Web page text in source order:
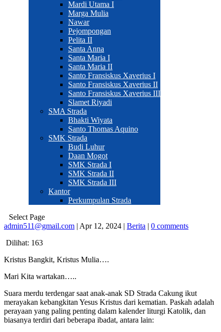
Mardi Utama I
Marga Mulia
Nawar
Pejompongan
Pelita II
Santa Anna
Santa Maria I
Santa Maria II
Santo Fransiskus Xaverius I
Santo Fransiskus Xaverius II
Santo Fransiskus Xaverius III
Slamet Riyadi
SMA Strada
Bhakti Wiyata
Santo Thomas Aquino
SMK Strada
Budi Luhur
Daan Mogot
SMK Strada I
SMK Strada II
SMK Strada III
Kantor
Perkumpulan Strada
Select Page
admin511@gmail.com | Apr 12, 2024 | Berita | 0 comments
Dilihat: 163
Kristus Bangkit, Kristus Mulia….
Mari Kita wartakan…..
Suara merdu terdengar saat anak-anak SD Strada Cakung ikut
merayakan kebangkitan Yesus Kristus dari kematian. Paskah adalah
perayaan yang paling penting dalam kalender liturgi Katolik, dan
biasanya terdiri dari beberapa ibadat, antara lain: